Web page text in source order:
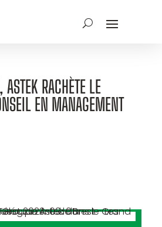
RACHÈTE LE
EN MANAGEMENT